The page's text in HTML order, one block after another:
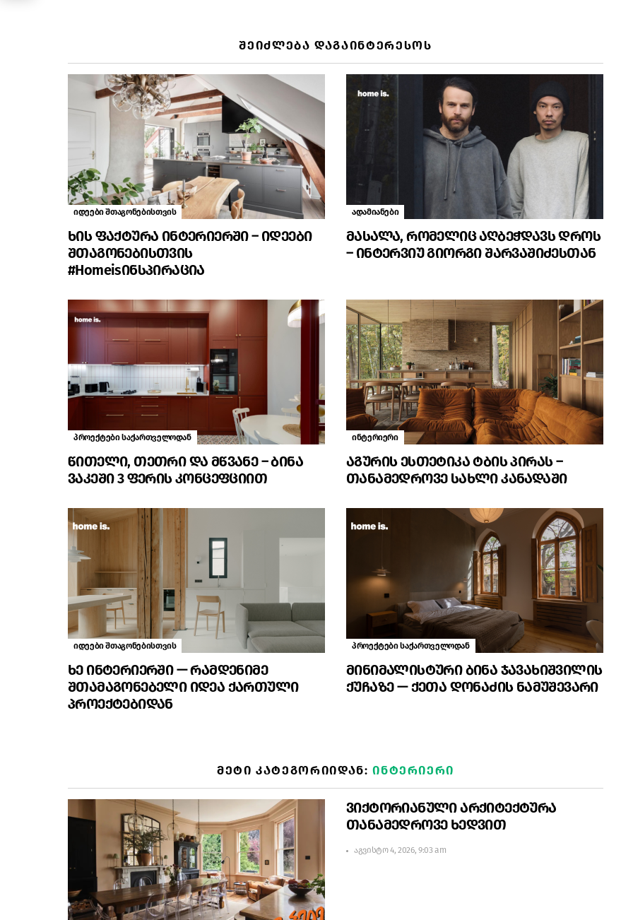
ᲨᲔᲘᲫᲚᲔᲑᲐ ᲓᲐᲒᲐᲘᲜᲢᲔᲠᲔᲡᲝᲡ
იდეები შთაგონებისთვის
ხის ფაქტურა ინტერიერში – იდეები
შთაგონებისთვის
#Homeisინსპირაცია
ადამიანები
მასალა, რომელიც აღბეჭდავს დროს
– ინტერვიუ გიორგი შარვაშიძესთან
პროექტები საქართველოდან
წითელი, თეთრი და მწვანე – ბინა
ვაკეში 3 ფერის კონცეფციით
ინტერიერი
აგურის ესთეტიკა ტბის პირას –
თანამედროვე სახლი კანადაში
იდეები შთაგონებისთვის
ხე ინტერიერში — რამდენიმე
შთამაგონებელი იდეა ქართული
პროექტებიდან
პროექტები საქართველოდან
მინიმალისტური ბინა ჯავახიშვილის
ქუჩაზე — ქეთა დონაძის ნამუშევარი
ᲛᲔᲢᲘ ᲙᲐᲢᲔᲒᲝᲠᲘᲘᲓᲐᲜ:ᲘᲜᲢᲔᲠᲘᲔᲠᲘ
ვიქტორიანული არქიტექტურა
თანამედროვე ხედვით
აგვისტო 4, 2026, 9:03 am